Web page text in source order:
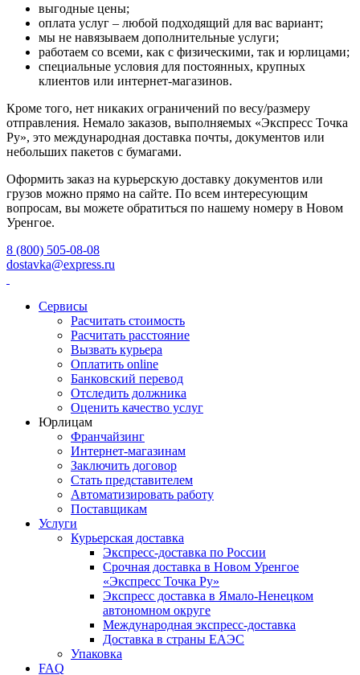
выгодные цены;
оплата услуг – любой подходящий для вас вариант;
мы не навязываем дополнительные услуги;
работаем со всеми, как с физическими, так и юрлицами;
специальные условия для постоянных, крупных
клиентов или интернет-магазинов.
Кроме того, нет никаких ограничений по весу/размеру
отправления. Немало заказов, выполняемых «Экспресс Точка
Ру», это международная доставка почты, документов или
небольших пакетов с бумагами.
Оформить заказ на курьерскую доставку документов или
грузов можно прямо на сайте. По всем интересующим
вопросам, вы можете обратиться по нашему номеру в Новом
Уренгое.
8 (800) 505-08-08
dostavka@express.ru
Сервисы
Расчитать стоимость
Расчитать расстояние
Вызвать курьера
Оплатить online
Банковский перевод
Отследить должника
Оценить качество услуг
Юрлицам
Франчайзинг
Интернет-магазинам
Заключить договор
Стать представителем
Автоматизировать работу
Поставщикам
Услуги
Курьерская доставка
Экспресс-доставка по России
Срочная доставка в Новом Уренгое
«Экспресс Точка Ру»
Экспресс доставка в Ямало-Ненецком
автономном округе
Международная экспресс-доставка
Доставка в страны ЕАЭС
Упаковка
FAQ